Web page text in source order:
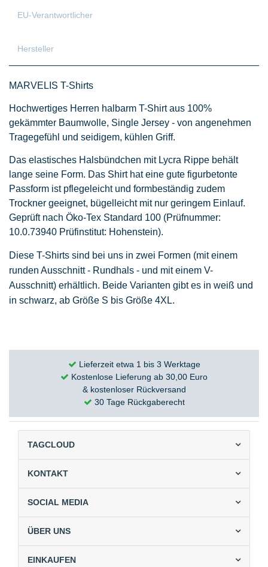
EU-Verantwortlicher
Hersteller
MARVELIS T-Shirts
Hochwertiges Herren halbarm T-Shirt aus 100%
gekämmter Baumwolle, Single Jersey - von angenehmen
Tragegefühl und seidigem, kühlen Griff.
Das elastisches Halsbündchen mit Lycra Rippe behält
lange seine Form. Das Shirt hat eine gute figurbetonte
Passform ist pflegeleicht und formbeständig zudem
Trockner geeignet, bügelleicht mit nur geringem Einlauf.
Geprüft nach Öko-Tex Standard 100 (Prüfnummer:
10.0.73940 Prüfinstitut: Hohenstein).
Diese T-Shirts sind bei uns in zwei Formen (mit einem
runden Ausschnitt - Rundhals - und mit einem V-
Ausschnitt) erhältlich. Beide Varianten gibt es in weiß und
in schwarz, ab Größe S bis Größe 4XL.
Lieferzeit etwa 1 bis 3 Werktage
Kostenlose Lieferung ab 30,00 Euro
& kostenloser Rückversand
30 Tage Rückgaberecht
TAGCLOUD
KONTAKT
SOCIAL MEDIA
ÜBER UNS
EINKAUFEN